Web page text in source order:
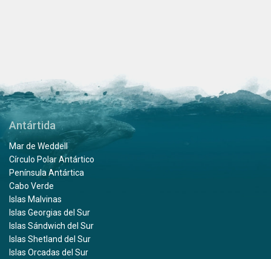
Antártida
Mar de Weddell
Círculo Polar Antártico
Península Antártica
Cabo Verde
Islas Malvinas
Islas Georgias del Sur
Islas Sándwich del Sur
Islas Shetland del Sur
Islas Orcadas del Sur